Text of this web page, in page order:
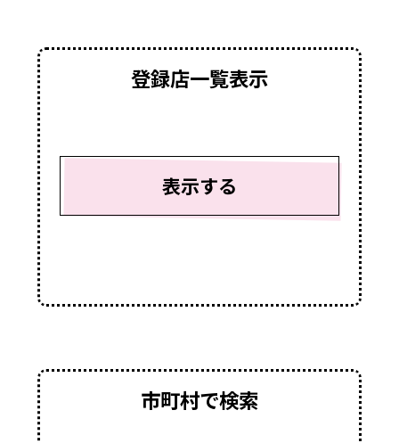
登録店一覧表示
表示する
市町村で検索